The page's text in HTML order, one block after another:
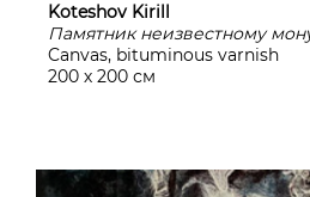
Koteshov Kirill
Памятник неизвестному
Canvas, bituminous varnish
200 х 200 см